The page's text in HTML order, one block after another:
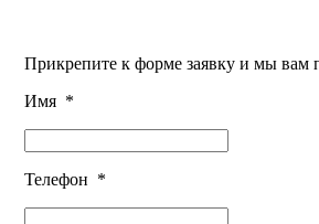
Прикрепите к форме заявку и мы
Имя *
Телефон *